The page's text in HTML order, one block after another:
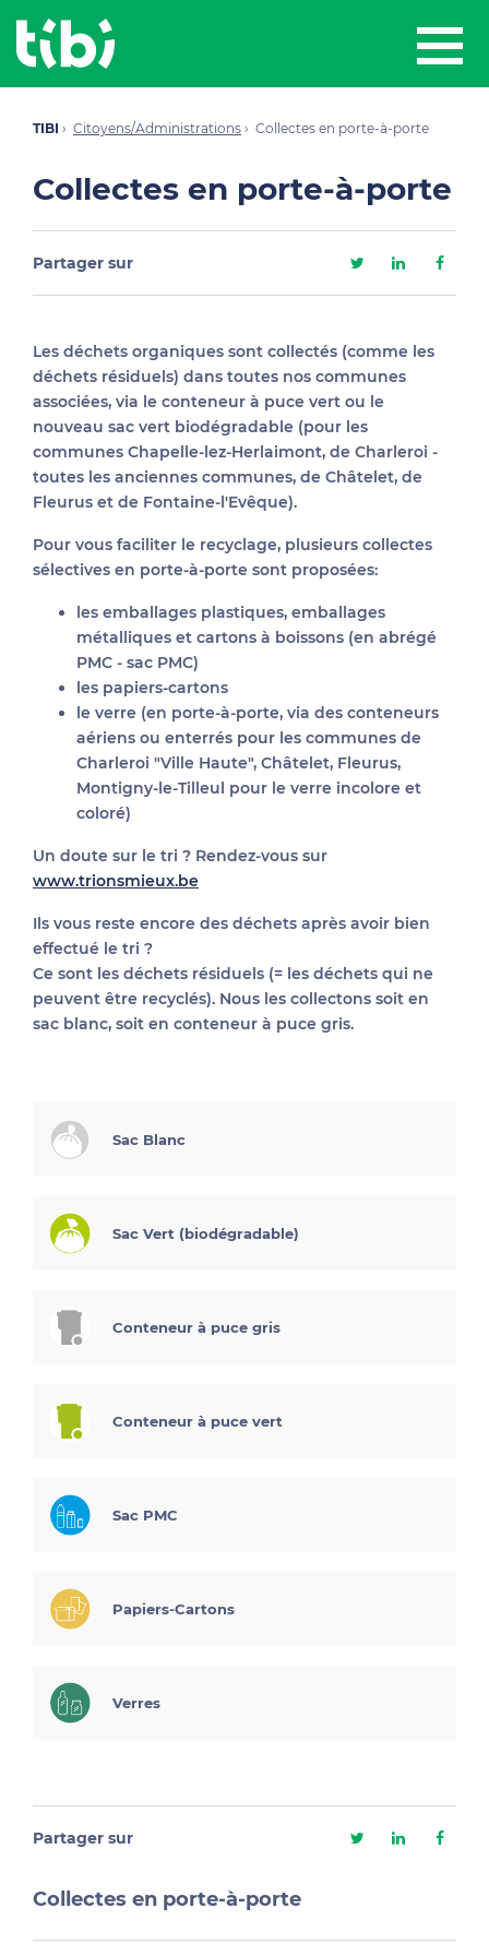
TIBI Citoyens/Administrations Collectes en porte-à-porte
Collectes en porte-à-porte
Partager sur
Les déchets organiques sont collectés (comme les
déchets résiduels) dans toutes nos communes
associées, via le conteneur à puce vert ou le
nouveau sac vert biodégradable (pour les
communes Chapelle-lez-Herlaimont, de Charleroi -
toutes les anciennes communes, de Châtelet, de
Fleurus et de Fontaine-l'Evêque).
Pour vous faciliter le recyclage, plusieurs collectes
sélectives en porte-à-porte sont proposées:
les emballages plastiques, emballages
métalliques et cartons à boissons (en abrégé
PMC - sac PMC)
les papiers-cartons
le verre (en porte-à-porte, via des conteneurs
aériens ou enterrés pour les communes de
Charleroi "Ville Haute", Châtelet, Fleurus,
Montigny-le-Tilleul pour le verre incolore et
coloré)
Un doute sur le tri ? Rendez-vous sur
www.trionsmieux.be
Ils vous reste encore des déchets après avoir bien
effectué le tri ?
Ce sont les déchets résiduels (= les déchets qui ne
peuvent être recyclés). Nous les collectons soit en
sac blanc, soit en conteneur à puce gris.
Sac Blanc
Sac Vert (biodégradable)
Conteneur à puce gris
Conteneur à puce vert
Sac PMC
Papiers-Cartons
Verres
Partager sur
Collectes en porte-à-porte